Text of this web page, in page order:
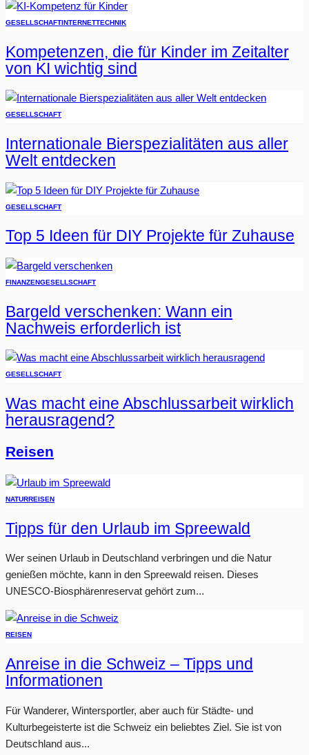
GESELLSCHAFTINTERNETTECHNIK
Kompetenzen, die für Kinder im Zeitalter
von KI wichtig sind
GESELLSCHAFT
Internationale Bierspezialitäten aus aller
Welt entdecken
GESELLSCHAFT
Top 5 Ideen für DIY Projekte für Zuhause
FINANZENGESELLSCHAFT
Bargeld verschenken: Wann ein
Nachweis erforderlich ist
GESELLSCHAFT
Was macht eine Abschlussarbeit wirklich
herausragend?
Reisen
NATURREISEN
Tipps für den Urlaub im Spreewald
Wer seinen Urlaub in Deutschland verbringen und die Natur
genießen möchte, kann in den Spreewald reisen. Dieses
UNESCO-Biosphärenreservat gehört zum...
REISEN
Anreise in die Schweiz – Tipps und
Informationen
Für Wanderer, Wintersportler, aber auch für Städte- und
Kulturbegeisterte ist die Schweiz ein beliebtes Ziel. Sie ist von
Deutschland aus...